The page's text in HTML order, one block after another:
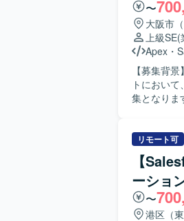
案・推進し
つ、新し
いです。 【ポジションの魅力】 ・Salesforceの複数クラウド（ServiceCloud, SalesCloud,
Classic環
衝から実
ることが
験を積んでいただけます。 【開発
境）、
〜
大阪市
上級SE(
Apex ・
【募集背
トにおい
集となります。 【作業内容】 PMとしては、プロジェクト全体の
運用フロ
ー、テス
設定・開
およびテス
像】 上流
日本語で
リモート可
【
ーショ
〜
港区（